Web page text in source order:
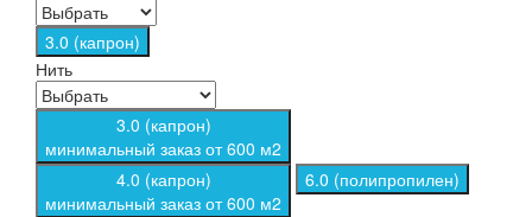
3.0 (капрон)
Нить
3.0 (капрон)
минимальный заказ от 600 м2
4.0 (капрон)
минимальный заказ от 600 м2
6.0 (полипропилен)